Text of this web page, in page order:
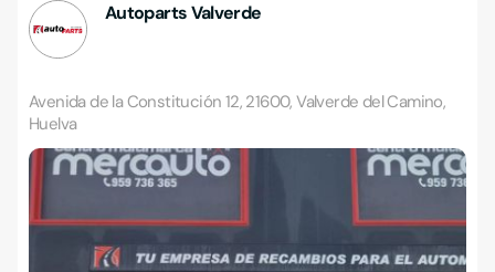
Autoparts Valverde
Avenida de la Constitución 12, 21600, Valverde del Camino,
Huelva